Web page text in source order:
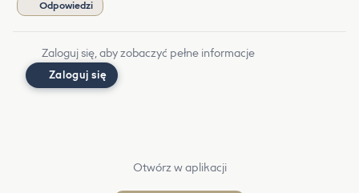
Odpowiedzi
Zaloguj się, aby zobaczyć pełne informacje
Zaloguj się
Otwórz w aplikacji